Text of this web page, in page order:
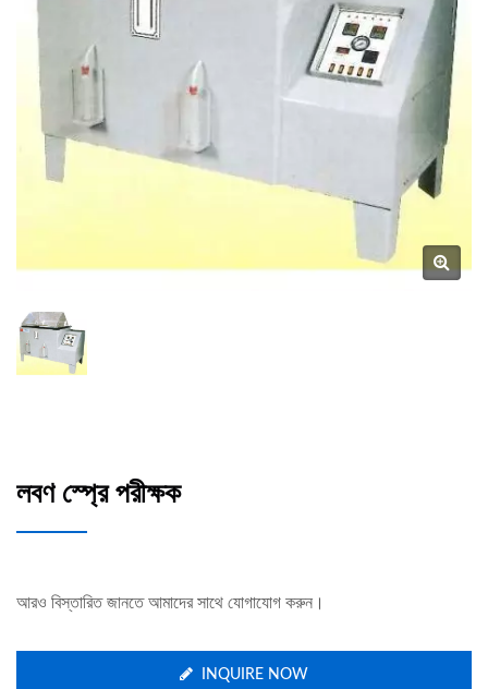
লবণ স্প্রে পরীক্ষক
আরও বিস্তারিত জানতে আমাদের সাথে যোগাযোগ করুন।
INQUIRE NOW